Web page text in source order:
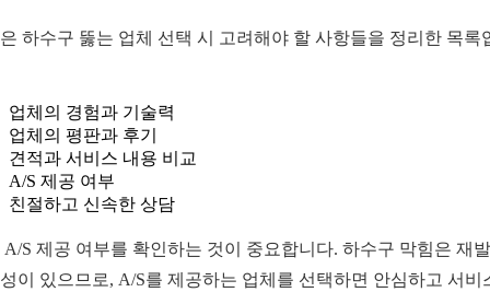
하수구 뚫는 업체 선택 시 고려해야 할 사항들을 정리한 목록
업체의 경험과 기술력
업체의 평판과 후기
견적과 서비스 내용 비교
A/S 제공 여부
친절하고 신속한 상담
A/S 제공 여부를 확인하는 것이 중요합니다. 하수구 막힘은 재
이 있으므로, A/S를 제공하는 업체를 선택하면 안심하고 서비